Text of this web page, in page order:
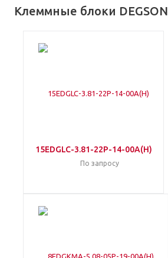
Клеммные блоки DEGSON
15EDGLC-3.81-22P-14-00A(H)
По запросу